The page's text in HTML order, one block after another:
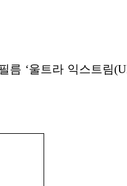
‘울트라 익스트림